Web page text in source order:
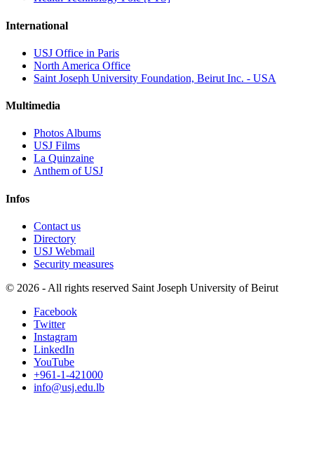
International
USJ Office in Paris
North America Office
Saint Joseph University Foundation, Beirut Inc. - USA
Multimedia
Photos Albums
USJ Films
La Quinzaine
Anthem of USJ
Infos
Contact us
Directory
USJ Webmail
Security measures
© 2026 - All rights reserved Saint Joseph University of Beirut
Facebook
Twitter
Instagram
LinkedIn
YouTube
+961-1-421000
info@usj.edu.lb